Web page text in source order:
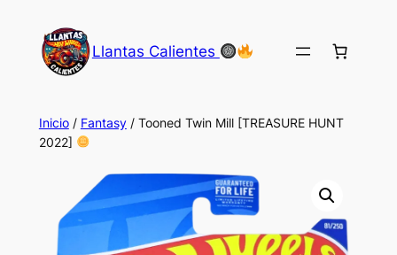
contenido
Llantas Calientes
Inicio/ Fantasy/ Tooned Twin Mill [TREASURE HUNT
2022]